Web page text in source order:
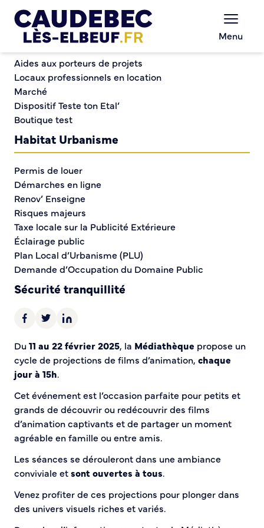
Menu
Cycle de Projections de Films d’Animation
Cycle de Projections de
Films d’Animation
Du11 au 22 février 2025, la Médiathèque propose un
cycle de projections de films d’animation, chaque
jour à 15h.
Cet événement est l’occasion parfaite pour petits et
grands de découvrir ou redécouvrir des films
d’animation captivants et de partager un moment
agréable en famille ou entre amis.
Les séances se dérouleront dans une ambiance
conviviale etsont ouvertes à tous.
Venez profiter de ces projections pour plonger dans
des univers visuels riches et variés.
Chèques-cadeaux municipaux – Soutenez le
Aides aux porteurs de projets
Locaux professionnels en location
Marché
Dispositif Teste ton Etal’
Boutique test
Habitat Urbanisme
Permis de louer
Démarches en ligne
Renov’ Enseigne
Risques majeurs
Taxe locale sur la Publicité Extérieure
Éclairage public
Plan Local d’Urbanisme (PLU)
Demande d’Occupation du Domaine Public
Sécurité tranquillité
Police municipale
Tranquillité vacances
Vidéoprotection
Aide à l’installation d’alarmes
Horaires pour le bricolage et le jardinage
Infos pratiques
Plan de Ville
Numéros d’urgence
Location de salles
DÉCOUVRIR SORTIR